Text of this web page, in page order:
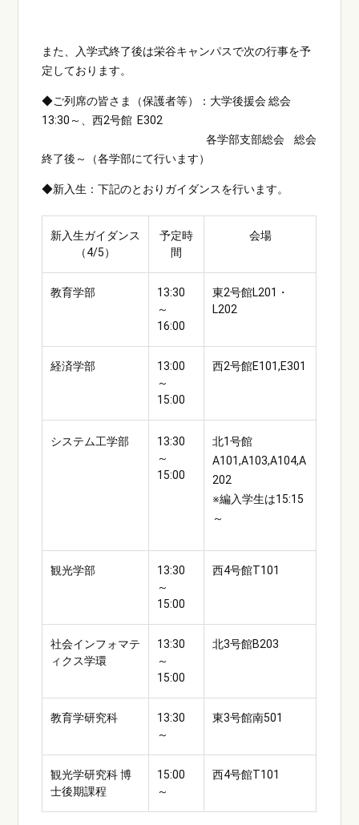
また、入学式終了後は栄谷キャンパスで次の行事を予
定しております。
◆ご列席の皆さま（保護者等）：大学後援会 総会
13:30～、西2号館 E302
各学部支部総会 総会
終了後～（各学部にて行います）
◆新入生：下記のとおりガイダンスを行います。
新入生ガイダンス
（4/5）
予定時
間
会場
教育学部
13:30
～
16:00
東2号館L201・
L202
経済学部
13:00
～
15:00
西2号館E101,E301
システム工学部
13:30
～
15:00
北1号館
A101,A103,A104,A
202
※編入学生は15:15
～
観光学部
13:30
～
15:00
西4号館T101
社会インフォマテ
ィクス学環
13:30
～
15:00
北3号館B203
教育学研究科
13:30
～
東3号館南501
観光学研究科 博
士後期課程
15:00
～
西4号館T101